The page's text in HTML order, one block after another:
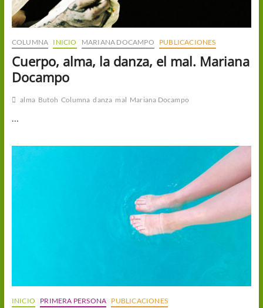
COLUMNA INICIO MARIANA DOCAMPO PUBLICACIONES
Cuerpo, alma, la danza, el mal. Mariana
Docampo
alma Butoh Columna danza mal Mariana Docampo
…
INICIO PRIMERA PERSONA PUBLICACIONES